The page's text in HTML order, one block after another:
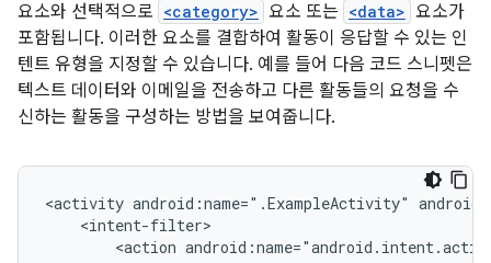
요소와 선택적으로 <category> 요소 또는 <data> 요소가
포함됩니다. 이러한 요소를 결합하여 활동이 응답할 수 있는 인
텐트 유형을 지정할 수 있습니다. 예를 들어 다음 코드 스니펫은
텍스트 데이터와 이메일을 전송하고 다른 활동들의 요청을 수
신하는 활동을 구성하는 방법을 보여줍니다.
<activity android:name=".ExampleActivity"
<action